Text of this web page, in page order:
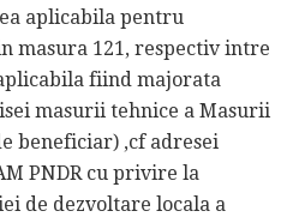
aplicabila pentru
masura 121, respectiv intre
fiind majorata
masurii tehnice a Masurii
beneficiar) ,cf adresei
PNDR cu privire la
de dezvoltare locala a